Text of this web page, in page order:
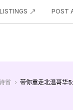
POST
省 5 带你重走北温哥华